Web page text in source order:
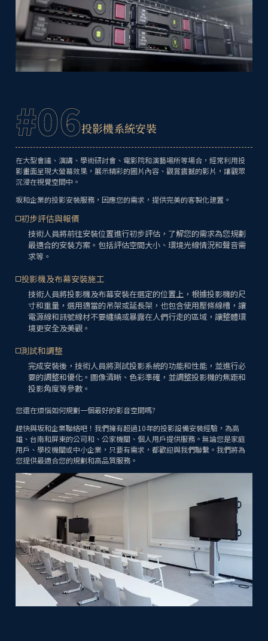
#06投影機系統安裝
在大型會議、演講、學術研討會、電影院和演藝場所等場合，經常利用投
影畫面呈現大螢幕效果，展示精彩的圖片內容、觀賞震撼的影片，讓觀眾
沉浸在視覺空間中。
坂和企業的投影安裝服務，因應您的需求，提供完美的客製化建置。
初步評估與報價
技術人員將前往安裝位置進行初步評估，了解您的需求為您規劃
最適合的安裝方案。包括評估空間大小、環境光線情況和聲音需
求等。
投影機及布幕安裝施工
技術人員將投影機及布幕安裝在選定的位置上，根據投影機的尺
寸和重量，選用適當的吊架或延長架，也包含使用壓條線槽，讓
電源線和訊號線材不要纏繞或暴露在人們行走的區域，讓整體環
境更安全及美觀。
測試和調整
完成安裝後，技術人員將測試投影系統的功能和性能，並進行必
要的調整和優化。圖像清晰、色彩準確，並調整投影機的焦距和
投影角度等參數。
您還在煩惱如何規劃一個最好的影音空間嗎?
趕快與坂和企業聯絡吧！我們擁有超過10年的投影設備安裝經驗，為高
雄、台南和屏東的公司和、公家機關、個人用戶提供服務。無論您是家庭
用戶、學校機關或中小企業，只要有需求，都歡迎與我們聯繫。我們將為
您提供最適合您的規劃和高品質服務。